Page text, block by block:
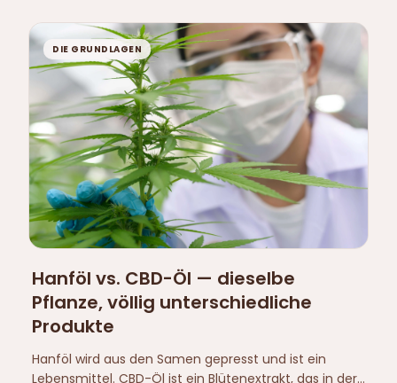
DIE GRUNDLAGEN
Hanföl vs. CBD-Öl — dieselbe
Pflanze, völlig unterschiedliche
Produkte
Hanföl wird aus den Samen gepresst und ist ein
Lebensmittel. CBD-Öl ist ein Blütenextrakt, das in der